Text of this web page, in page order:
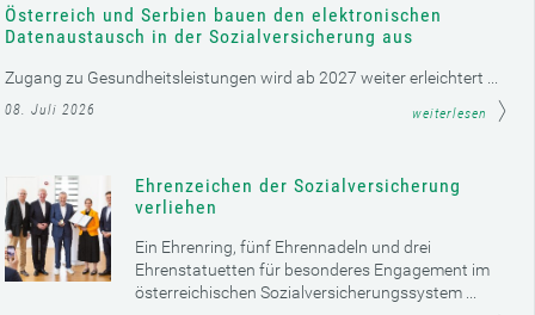
Österreich und Serbien bauen den elektronischen
Datenaustausch in der Sozialversicherung aus
Zugang zu Gesundheitsleistungen wird ab 2027 weiter erleichtert ...
08. Juli 2026 weiterlesen
Ehrenzeichen der Sozialversicherung
verliehen
Ein Ehrenring, fünf Ehrennadeln und drei
Ehrenstatuetten für besonderes Engagement im
österreichischen Sozialversicherungssystem ...